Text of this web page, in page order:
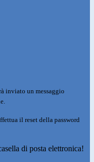
inviato un messaggio
il reset della password
di posta elettronica!